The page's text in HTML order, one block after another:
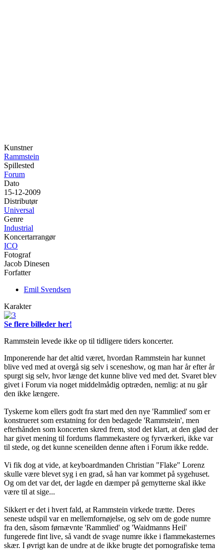
Kunstner
Rammstein
Spillested
Forum
Dato
15-12-2009
Distributør
Universal
Genre
Industrial
Koncertarrangør
ICO
Fotograf
Jacob Dinesen
Forfatter
Emil Svendsen
Karakter
Se flere billeder her!
Rammstein levede ikke op til tidligere tiders koncerter.
Imponerende har det altid været, hvordan Rammstein har kunnet
blive ved med at overgå sig selv i sceneshow, og man har år efter år
spurgt sig selv, hvor længe det kunne blive ved med det. Svaret blev
givet i Forum via noget middelmådig optræden, nemlig: at nu går
den ikke længere.
Tyskerne kom ellers godt fra start med den nye 'Rammlied' som er
konstrueret som erstatning for den bedagede 'Rammstein', men
efterhånden som koncerten skred frem, stod det klart, at den glød der
har givet mening til fordums flammekastere og fyrværkeri, ikke var
til stede, og det kunne sceneilden denne aften i Forum ikke redde.
Vi fik dog at vide, at keyboardmanden Christian "Flake" Lorenz
skulle være blevet syg i en grad, så han var kommet på sygehuset.
Og om det var det, der lagde en dæmper på gemytterne skal ikke
være til at sige...
Sikkert er det i hvert fald, at Rammstein virkede trætte. Deres
seneste udspil var en mellemfornøjelse, og selv om de gode numre
fra den, såsom førnævnte 'Rammlied' og 'Waidmanns Heil'
fungerede fint live, så vandt de svage numre ikke i flammekasternes
skær. I øvrigt kan de undre at de ikke brugte det pornografiske tema